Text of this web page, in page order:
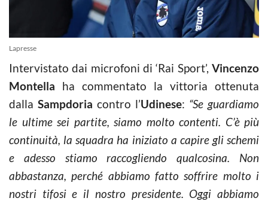
Lapresse
Intervistato dai microfoni di ‘Rai Sport’, Vincenzo
Montella ha commentato la vittoria ottenuta
dalla Sampdoria contro l’Udinese: “Se guardiamo
le ultime sei partite, siamo molto contenti. C’è più
continuità, la squadra ha iniziato a capire gli schemi
e adesso stiamo raccogliendo qualcosina. Non
abbastanza, perché abbiamo fatto soffrire molto i
nostri tifosi e il nostro presidente. Oggi abbiamo